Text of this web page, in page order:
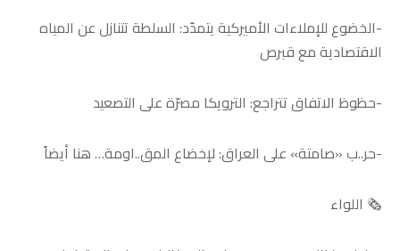
-الخضوع للإملاءات الأميركية يتمدّد: السلطة تتنازل عن المياه
الاقتصادية مع قبرص
-حظوظ الاتفاق تتراجع: الترويكا مصرّة على التصعيد
-حر..ب «صامتة» على العراق: لإخضاع المق..اومة… هنا أيضاً
🗞️ اللواء